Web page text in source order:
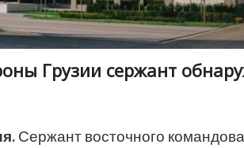
Грузии сержант
Сержант восточного